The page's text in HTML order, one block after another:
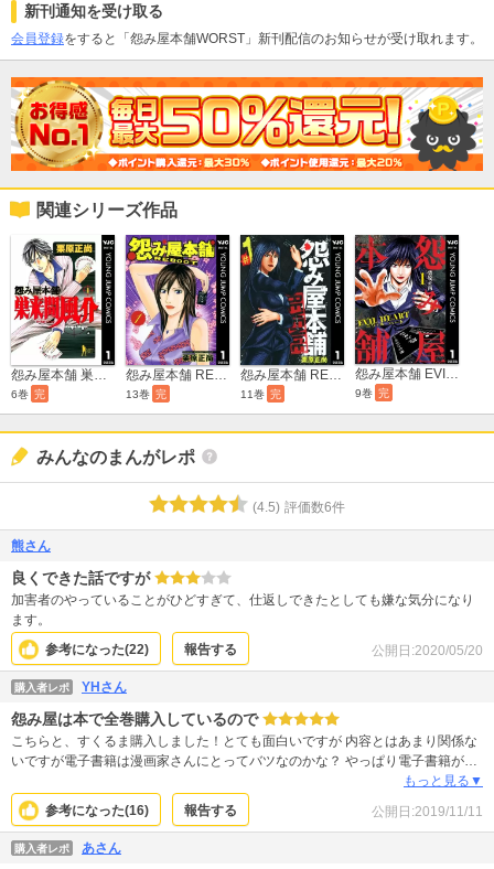
新刊通知を受け取る
会員登録をすると「怨み屋本舗WORST」新刊配信のお知らせが受け取れます。
関連シリーズ作品
怨み屋本舗 巣来間風介
6巻 完
怨み屋本舗 REBOOT
13巻 完
怨み屋本舗 REVENGE
11巻 完
怨み屋本舗 EVIL HEART
9巻 完
みんなのまんがレポ
(4.5) 評価数6件
熊さん
良くできた話ですが
加害者のやっていることがひどすぎて、仕返しできたとしても嫌な気分になり
ます。
参考になった(22) 報告する 公開日:2020/05/20
購入者レポ YHさん
怨み屋は本で全巻購入しているので
こちらと、すくるま購入しました！とても面白いですが 内容とはあまり関係な
いですが電子書籍は漫画家さんにとってバツなのかな？ やっぱり電子書籍が場
所取らないし、旅行の時とか便利なので 電子書籍にうつりました(>_<) それ
に、本屋もちょっと出かけた所に１つだし 買いに行っても ないとかあるんです
よね(>_<)
もっと見る▼
参考になった(16) 報告する 公開日:2019/11/11
購入者レポ あさん